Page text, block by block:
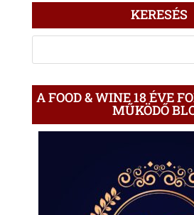
ÍRÁS
KERESÉS
A FOOD & WINE 18 ÉVE
MŰKÖDŐ